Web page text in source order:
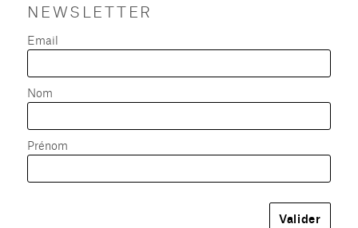
NEWSLETTER
Email
Nom
Prénom